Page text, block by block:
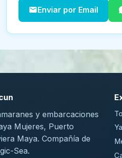
Enviar por Email
y embarcaciones
Mujeres, Puerto
Maya. Compañía de
Sea.